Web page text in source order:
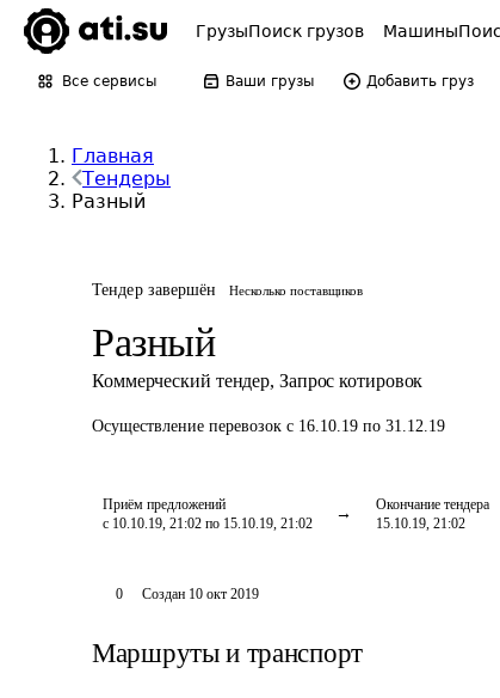
ГрузыПоиск грузов Машины
Все сервисы Ваши грузы Добавить груз
Главная
Тендеры
Разный
Тендер завершён Несколько поставщиков
Разный
Коммерческий тендер, Запрос котировок
Осуществление перевозок с 16.10.19 по 31.12.19
Приём предложений
с 10.10.19, 21:02 по 15.10.19, 21:02
Окончание тендера
15.10.19, 21:02
0 Создан 10 окт 2019
Маршруты и транспорт